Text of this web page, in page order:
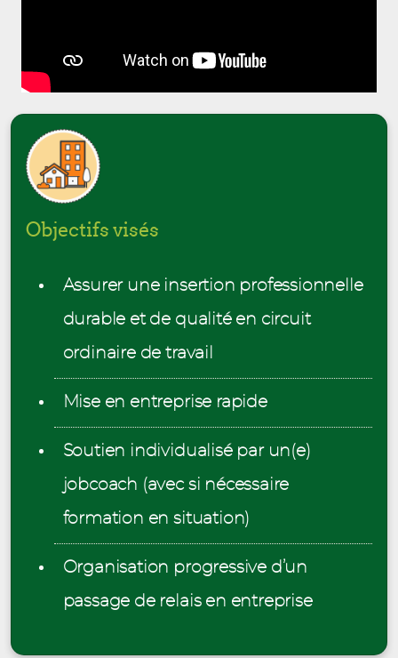
Objectifs visés
Assurer une insertion professionnelle
durable et de qualité en circuit
ordinaire de travail
Mise en entreprise rapide
Soutien individualisé par un(e)
jobcoach (avec si nécessaire
formation en situation)
Organisation progressive d’un
passage de relais en entreprise